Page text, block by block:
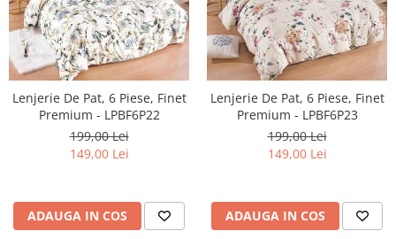
Lenjerie De Pat, 6 Piese, Finet
Premium - LPBF6P22
199,00 Lei
149,00 Lei
ADAUGA IN COS
Lenjerie De Pat, 6 Piese, Finet
Premium - LPBF6P23
199,00 Lei
149,00 Lei
ADAUGA IN COS